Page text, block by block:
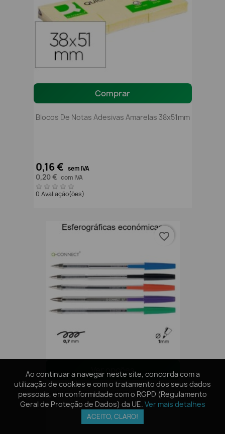
Ao continuar a navegar neste site, concorda com a
utilização de cookies e com o tratamento dos seus dados
pessoais, em conformidade com o RGPD (Regulamento
Geral de Proteção de Dados) da UE. Ver mais detalhes
ACEITO, CLARO!
Comprar
Blocos De Notas Adesivas Amarelas 38x51mm
0,16 € sem IVA
0,20 € com IVA
0 Avaliação(ões)
Ver opções
Esferográficas Cristal De Ponta Média
favorite_border
Ao continuar a navegar neste site, concorda com a
utilização de cookies e com o tratamento dos seus dados
pessoais, em conformidade com o RGPD (Regulamento
Geral de Proteção de Dados) da UE. Ver mais detalhes
ACEITO, CLARO!